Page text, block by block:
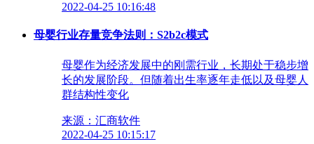
2022-04-25 10:16:48
母婴行业存量竞争法则：S2b2c模式
母婴作为经济发展中的刚需行业，长期处于稳步增
长的发展阶段。但随着出生率逐年走低以及母婴人
群结构性变化
来源：汇商软件
2022-04-25 10:15:17